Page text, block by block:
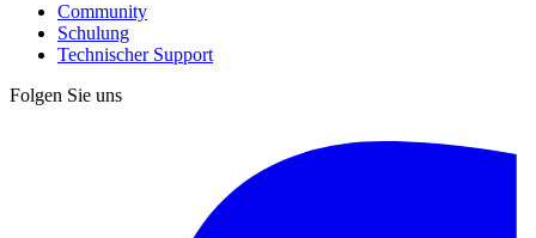
Community
Schulung
Technischer Support
Folgen Sie uns